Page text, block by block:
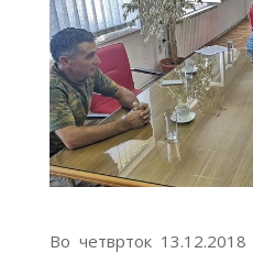
Во четврток